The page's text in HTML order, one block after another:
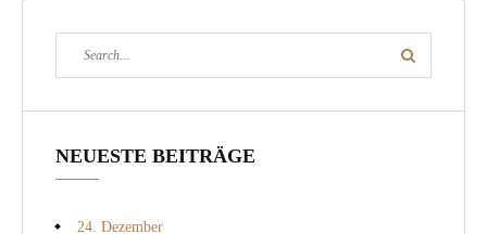
Search
for:
Search
NEUESTE BEITRÄGE
24. Dezember